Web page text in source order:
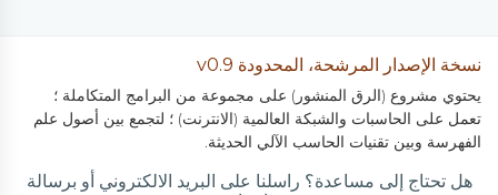
نسخة الإصدار المرشحة، المحدودة v0.9
يحتوي مشروع (الرق المنشور) على مجموعة من البرامج المتكاملة ؛
تعمل على الحاسبات والشبكة العالمية (الانترنت) ؛ لتجمع بين أصول علم
الفهرسة وبين تقنيات الحاسب الآلي الحديثة.
هل تحتاج إلى مساعدة؟ راسلنا على البريد الالكتروني أو برسالة